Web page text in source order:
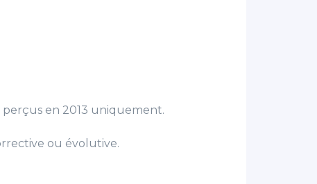
en 2013 uniquement.
ou évolutive.